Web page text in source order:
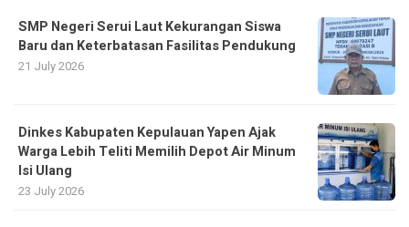
SMP Negeri Serui Laut Kekurangan Siswa
Baru dan Keterbatasan Fasilitas Pendukung
21 July 2026
Dinkes Kabupaten Kepulauan Yapen Ajak
Warga Lebih Teliti Memilih Depot Air Minum
Isi Ulang
23 July 2026